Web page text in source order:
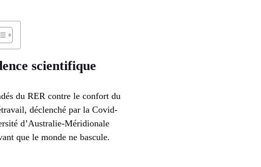
scientifique
du RER contre le confort du
déclenché par la Covid-
d’Australie-Méridionale
que le monde ne bascule.